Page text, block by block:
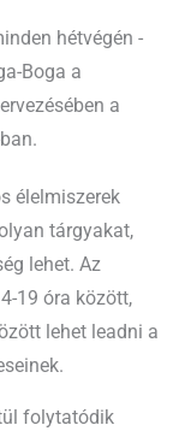
hétvégén -
Boga a
a
élelmiszerek
tárgyakat,
lehet. Az
19 óra között,
lehet leadni a
folytatódik